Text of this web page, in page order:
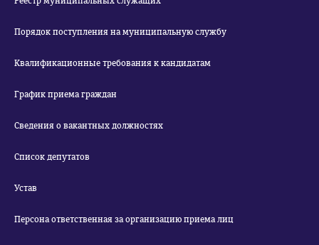
Порядок поступления на муниципальную службу
Квалификационные требования к кандидатам
График приема граждан
Сведения о вакантных должностях
Список депутатов
Устав
Персона ответственная за организацию приема лиц